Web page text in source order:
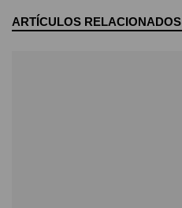
ARTÍCULOS RELACIONADOS